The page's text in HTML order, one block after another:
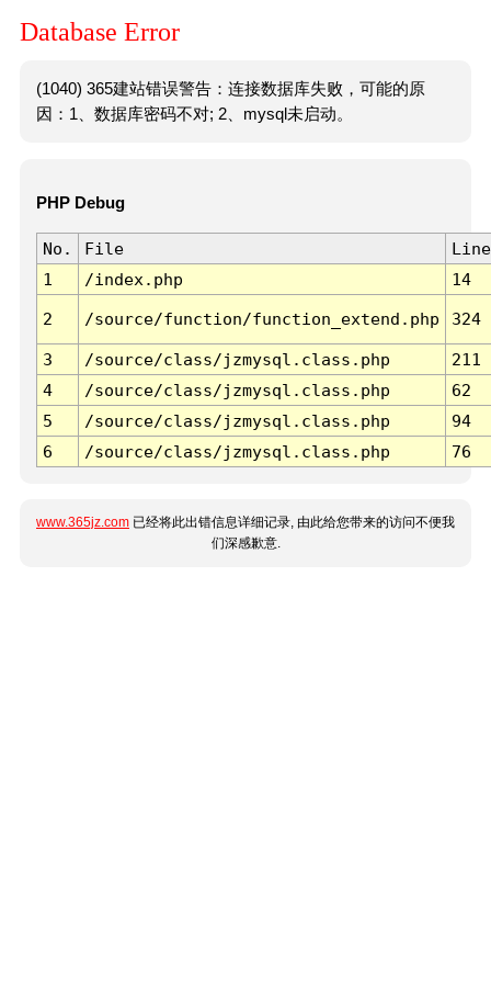
Database Error
(1040) 365建站错误警告：连接数据库失败，可能的原
因：1、数据库密码不对; 2、mysql未启动。
PHP Debug
No. File
Line
1
/index.php 14
2 /source/function/function_extend.php 324
3 /source/class/jzmysql.class.php
211
4
/source/class/jzmysql.class.php
62
5
/source/class/jzmysql.class.php
94
6
/source/class/jzmysql.class.php 76
www.365jz.com 已经将此出错信息详细记录, 由此给您带来的访问不便我
们深感歉意.